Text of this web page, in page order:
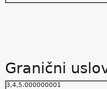
Granični
3,4,5.000000001